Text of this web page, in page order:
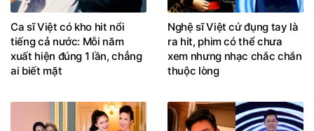
Ca sĩ Việt có kho hit nổi
tiếng cả nước: Mỗi năm
xuất hiện đúng 1 lần, chẳng
ai biết mặt
Nghệ sĩ Việt cứ đụng tay là
ra hit, phim có thể chưa
xem nhưng nhạc chắc chắn
thuộc lòng